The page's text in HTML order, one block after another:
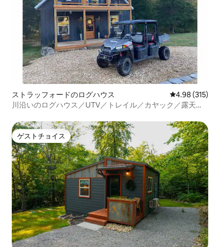
ストラッフォードのログハウス レビュー315
4.98 (315)
川沿いのログハウス／UTV／トレイル／カヤック／露天風
ゲストチョイス
ゲストチョイス